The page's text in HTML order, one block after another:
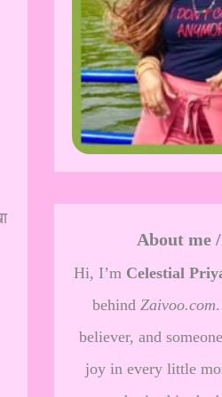
About me
Hi, I’m Celestial
behind Zaivoo.com
believer, and
joy in every little